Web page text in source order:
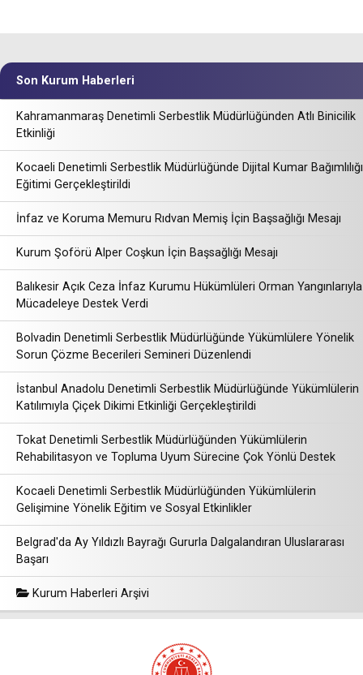
Son Kurum Haberleri
Kahramanmaraş Denetimli Serbestlik Müdürlüğünden Atlı Binicilik
Etkinliği
Kocaeli Denetimli Serbestlik Müdürlüğünde Dijital Kumar Bağımlılığı
Eğitimi Gerçekleştirildi
İnfaz ve Koruma Memuru Rıdvan Memiş İçin Başsağlığı Mesajı
Kurum Şoförü Alper Coşkun İçin Başsağlığı Mesajı
Balıkesir Açık Ceza İnfaz Kurumu Hükümlüleri Orman Yangınlarıyla
Mücadeleye Destek Verdi
Bolvadin Denetimli Serbestlik Müdürlüğünde Yükümlülere Yönelik
Sorun Çözme Becerileri Semineri Düzenlendi
İstanbul Anadolu Denetimli Serbestlik Müdürlüğünde Yükümlülerin
Katılımıyla Çiçek Dikimi Etkinliği Gerçekleştirildi
Tokat Denetimli Serbestlik Müdürlüğünden Yükümlülerin
Rehabilitasyon ve Topluma Uyum Sürecine Çok Yönlü Destek
Kocaeli Denetimli Serbestlik Müdürlüğünden Yükümlülerin
Gelişimine Yönelik Eğitim ve Sosyal Etkinlikler
Belgrad'da Ay Yıldızlı Bayrağı Gururla Dalgalandıran Uluslararası
Başarı
Kurum Haberleri Arşivi